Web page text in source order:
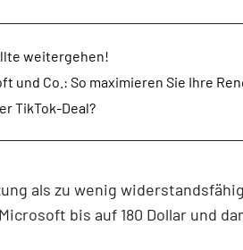
weitergehen!
und Co.: So maximieren Sie Ihre
TikTok-Deal?
als zu wenig
bis auf 180 Dollar und